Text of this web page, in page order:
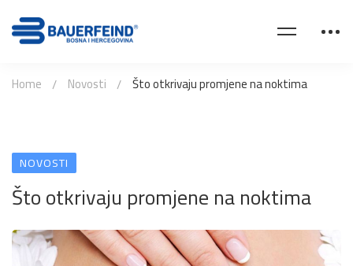
Home Novosti Što otkrivaju promjene na noktima
NOVOSTI
Što otkrivaju promjene na noktima